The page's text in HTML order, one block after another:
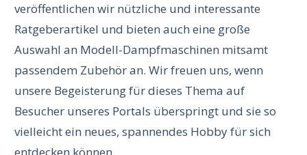
veröffentlichen wir nützliche und interessante
Ratgeberartikel und bieten auch eine große
Auswahl an Modell-Dampfmaschinen mitsamt
passendem Zubehör an. Wir freuen uns, wenn
unsere Begeisterung für dieses Thema auf
Besucher unseres Portals überspringt und sie so
vielleicht ein neues, spannendes Hobby für sich